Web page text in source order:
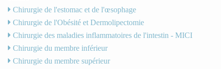
Chirurgie de l'estomac et de l'œsophage
Chirurgie de l'Obésité et Dermolipectomie
Chirurgie des maladies inflammatoires de l'intestin - MICI
Chirurgie du membre inférieur
Chirurgie du membre supérieur